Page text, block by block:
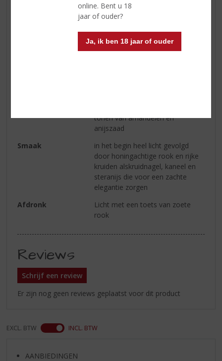
online. Bent u 18
jaar of ouder?
Ja, ik ben 18 jaar of ouder
Alcoholpercentage
46% vol
Single Malt
tonen van amandelen en
anijszaad
Smaak
in het begin heel licht gevolgd
door honingachtige rook en rijke
kruiden alskruidnagel, kaneel en
steranijs die voor een zachte
elegantie zorgen
Afdronk
Licht met een toets van zoete
rook
Reviews
Schrijf een review
Er zijn nog geen reviews geplaatst voor dit product
EXCL. BTW INCL. BTW
AANBIEDINGEN